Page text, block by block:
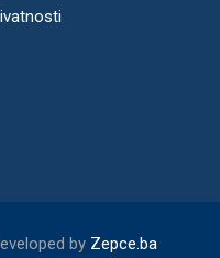
by Zepce.ba